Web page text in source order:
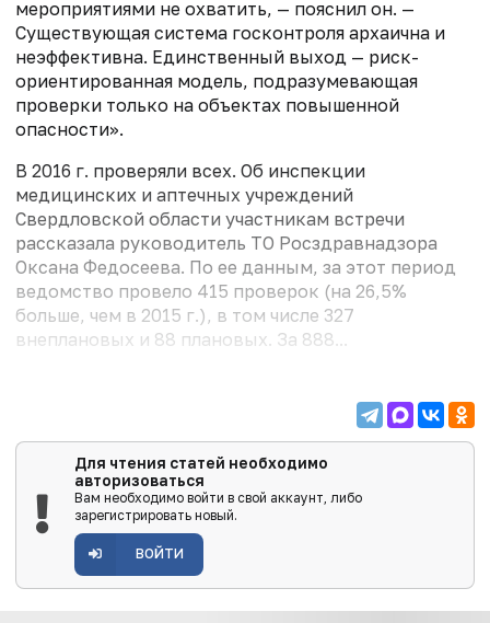
мероприятиями не охватить, — пояснил он. —
Существующая система госконтроля архаична и
неэффективна. Единственный выход — риск-
ориентированная модель, подразумевающая
проверки только на объектах повышенной
опасности».
В 2016 г. проверяли всех. Об инспекции
медицинских и аптечных учреждений
Свердловской области участникам встречи
рассказала руководитель ТО Росздравнадзора
Оксана Федосеева. По ее данным, за этот период
ведомство провело 415 проверок (на 26,5%
больше, чем в 2015 г.), в том числе 327
внеплановых и 88 плановых. За 888...
Для чтения статей необходимо
авторизоваться
Вам необходимо войти в свой аккаунт, либо
зарегистрировать новый.
ВОЙТИ